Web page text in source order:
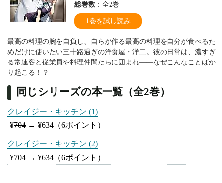
総巻数 ：全2巻
1巻を試し読み
最高の料理の腕を自負し、自らが作る最高の料理を自分が食べるた
めだけに使いたい三十路過ぎの洋食屋・洋二。彼の日常は、濃すぎ
る常連客と従業員や料理仲間たちに囲まれ――なぜこんなことばか
り起こる！？
同じシリーズの本一覧（全2巻）
クレイジー・キッチン (1)
¥704 → ¥634 （6ポイント）
クレイジー・キッチン (2)
¥704 → ¥634 （6ポイント）